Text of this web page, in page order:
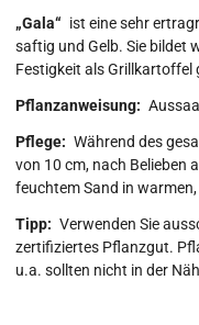
„Gala“ ist eine sehr
saftig und Gelb. Sie bildet
Festigkeit als Grillkartoffel
Pflanzanweisung:
Pflege: Während des
von 10 cm, nach Belieben
feuchtem Sand in
Tipp: Verwenden Sie
zertifiziertes Pflanzgut.
u.a. sollten nicht in der